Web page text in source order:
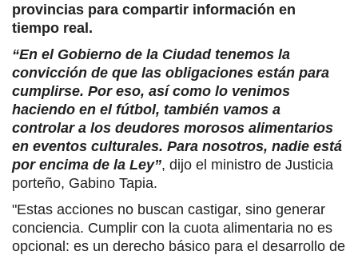
provincias para compartir información en
tiempo real.
“En el Gobierno de la Ciudad tenemos la
convicción de que las obligaciones están para
cumplirse. Por eso, así como lo venimos
haciendo en el fútbol, también vamos a
controlar a los deudores morosos alimentarios
en eventos culturales. Para nosotros, nadie está
por encima de la Ley”, dijo el ministro de Justicia
porteño, Gabino Tapia.
"Estas acciones no buscan castigar, sino generar
conciencia. Cumplir con la cuota alimentaria no es
opcional: es un derecho básico para el desarrollo de